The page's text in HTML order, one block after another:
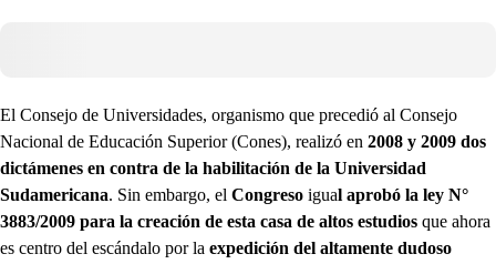
El Consejo de Universidades, organismo que precedió al Consejo
Nacional de Educación Superior (Cones), realizó en 2008 y 2009 dos
dictámenes en contra de la habilitación de la Universidad
Sudamericana. Sin embargo, el Congreso igual aprobó la ley N°
3883/2009 para la creación de esta casa de altos estudios que ahora
es centro del escándalo por la expedición del altamente dudoso